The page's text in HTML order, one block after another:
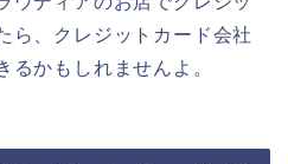
ら、クレジットカード会社
るかもしれませんよ。